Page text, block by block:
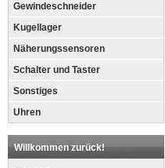
Gewindeschneider
Kugellager
Näherungssensoren
Schalter und Taster
Sonstiges
Uhren
Willkommen zurück!